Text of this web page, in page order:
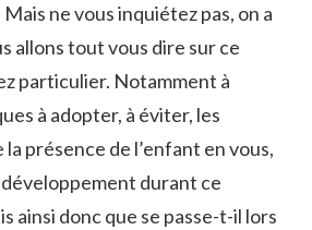
ne vous inquiétez pas, on a
allons tout vous dire sur ce
particulier. Notamment à
à adopter, à éviter, les
présence de l’enfant en vous,
développement durant ce
ainsi donc que se passe-t-il lors